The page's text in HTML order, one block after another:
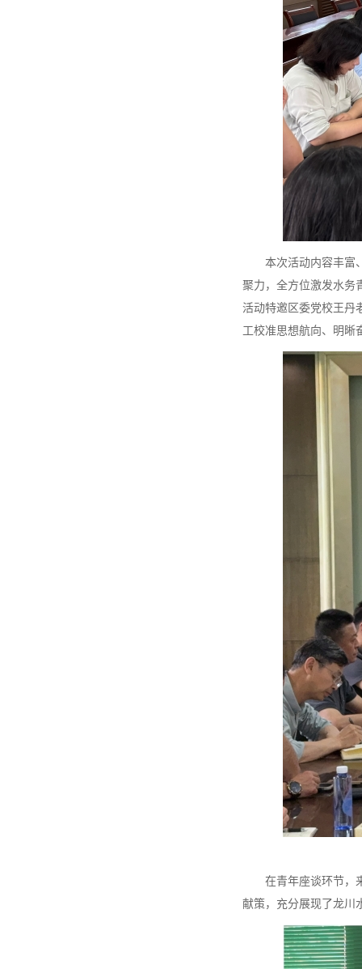
本次活动内容丰富、
聚力，全方位激发水务
活动特邀区委党校王丹
工校准思想航向、明晰
在青年座谈环节，来
献策，充分展现了龙川